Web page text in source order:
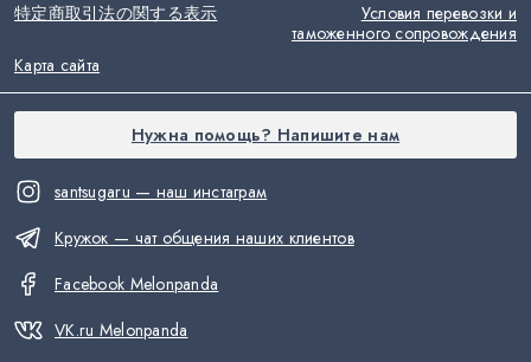
santsugaru — наш инстаграм
Кружок — чат общения наших клиентов
Facebook Melonpanda
VK.ru Melonpanda
特定商取引法の関する表示
Условия перевозки и
таможенного сопровождения
Карта сайта
Нужна помощь? Напишите нам